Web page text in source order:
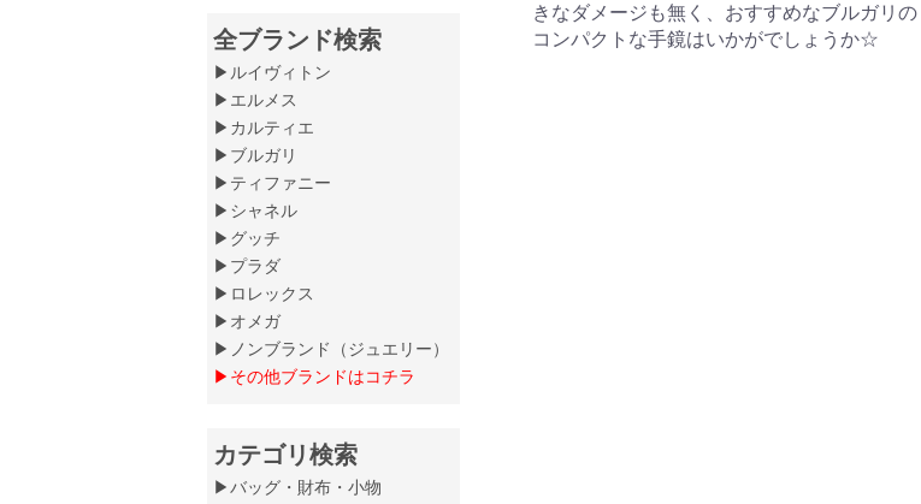
全ブランド検索
▶ルイヴィトン
▶エルメス
▶カルティエ
▶ブルガリ
▶ティファニー
▶シャネル
▶グッチ
▶プラダ
▶ロレックス
▶オメガ
▶ノンブランド（ジュエリー）
▶その他ブランドはコチラ
カテゴリ検索
▶バッグ・財布・小物
きなダメージも無く、おすすめなブルガリの
コンパクトな手鏡はいかがでしょうか☆